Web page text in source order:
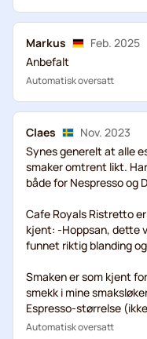
Markus
Feb. 2025
Anbefalt
Automatisk oversatt
Claes
Nov. 2023
Synes generelt at alle
smaker omtrent likt.
både for Nespresso og
Cafe Royals Ristretto
kjent: -Hoppsan, dette
funnet riktig blanding
Smaken er som kjent
smekk i mine
Espresso-størrelse
Automatisk oversatt